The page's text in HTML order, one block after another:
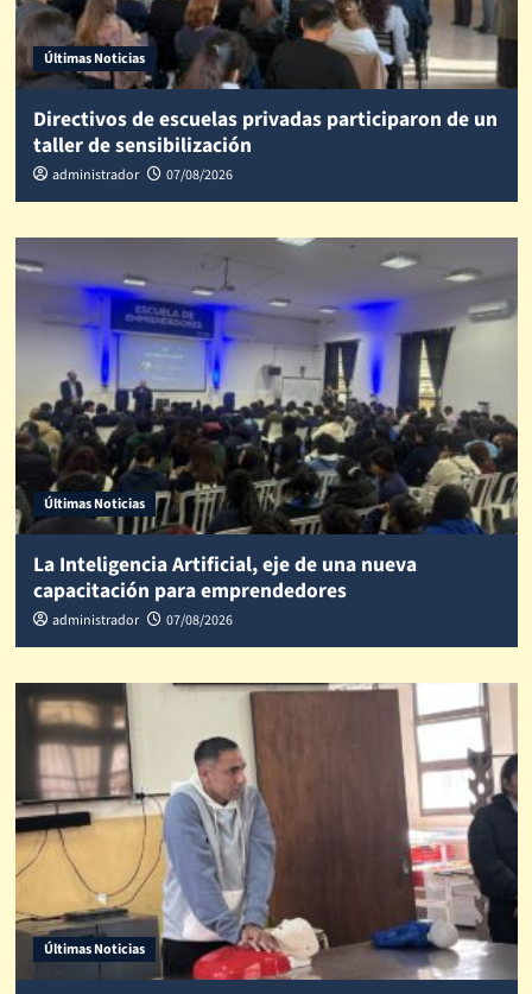
Últimas Noticias
Directivos de escuelas privadas participaron de un
taller de sensibilización
administrador 07/08/2026
Últimas Noticias
La Inteligencia Artificial, eje de una nueva
capacitación para emprendedores
administrador 07/08/2026
Últimas Noticias